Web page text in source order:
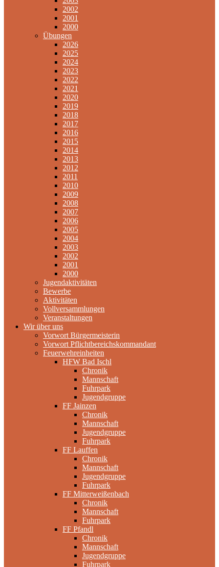
2002
2001
2000
Übungen
2026
2025
2024
2023
2022
2021
2020
2019
2018
2017
2016
2015
2014
2013
2012
2011
2010
2009
2008
2007
2006
2005
2004
2003
2002
2001
2000
Jugendaktivitäten
Bewerbe
Aktivitäten
Vollversammlungen
Veranstaltungen
Wir über uns
Vorwort Bürgermeisterin
Vorwort Pflichtbereichskommandant
Feuerwehreinheiten
HFW Bad Ischl
Chronik
Mannschaft
Fuhrpark
Jugendgruppe
FF Jainzen
Chronik
Mannschaft
Jugendgruppe
Fuhrpark
FF Lauffen
Chronik
Mannschaft
Jugendgruppe
Fuhrpark
FF Mitterweißenbach
Chronik
Mannschaft
Fuhrpark
FF Pfandl
Chronik
Mannschaft
Jugendgruppe
Fuhrpark